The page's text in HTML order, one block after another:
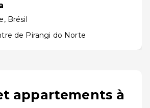
, Brésil
de Pirangi do Norte
appartements à